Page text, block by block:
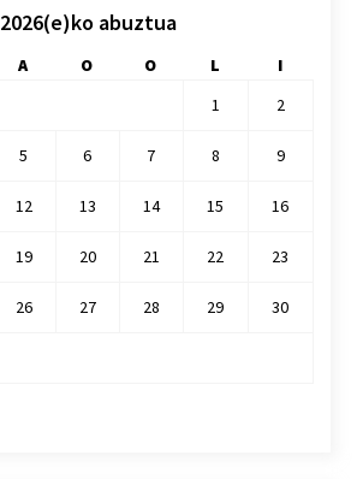
2026(e)ko abuztua
A O O L
I
1
2
5 6 7 8 9
12 13 14 15 16
19 20 21 22 23
26 27 28 29 30